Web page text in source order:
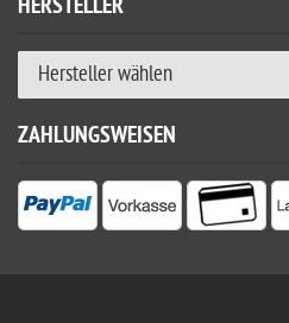
HERSTELLER
Hersteller wählen
ZAHLUNGSWEISEN